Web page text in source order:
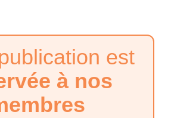
est
à nos